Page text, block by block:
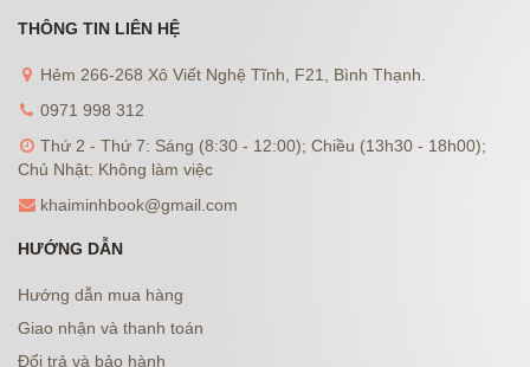
THÔNG TIN LIÊN HỆ
Hẻm 266-268 Xô Viết Nghệ Tĩnh, F21, Bình Thạnh.
0971 998 312
Thứ 2 - Thứ 7: Sáng (8:30 - 12:00); Chiều (13h30 - 18h00);
Chủ Nhật: Không làm việc
khaiminhbook@gmail.com
HƯỚNG DẪN
Hướng dẫn mua hàng
Giao nhận và thanh toán
Đổi trả và bảo hành